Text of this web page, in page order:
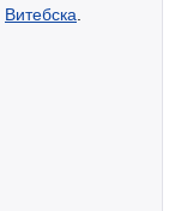
Витебска